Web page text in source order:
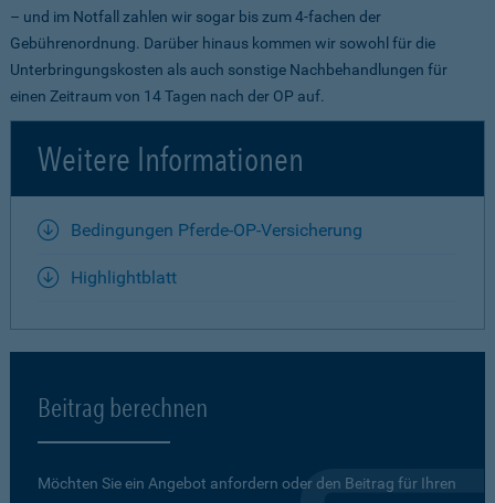
– und im Notfall zahlen wir sogar bis zum 4-fachen der
Gebührenordnung. Darüber hinaus kommen wir sowohl für die
Unterbringungskosten als auch sonstige Nachbehandlungen für
einen Zeitraum von 14 Tagen nach der OP auf.
Weitere Informationen
Bedingungen Pferde-OP-Versicherung
Highlightblatt
Beitrag berechnen
Möchten Sie ein Angebot anfordern oder den Beitrag für Ihren